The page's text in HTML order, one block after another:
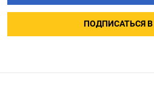
ПОДПИСАТЬСЯ В